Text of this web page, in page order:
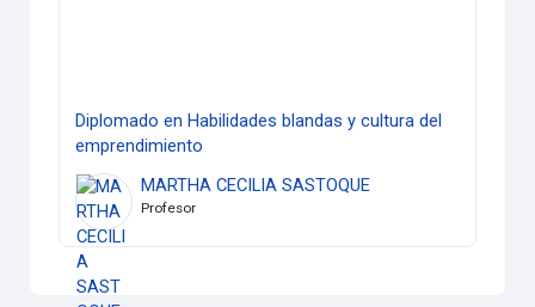
Diplomado en Habilidades blandas y cultura del
emprendimiento
MARTHA CECILIA SASTOQUE
Profesor